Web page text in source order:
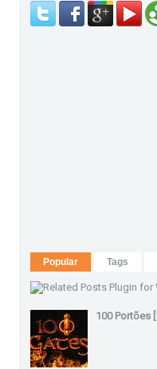
Popular Tags
100 Portões